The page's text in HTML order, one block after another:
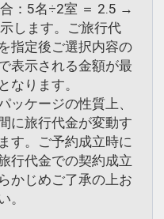
：5名÷2室 ＝ 2.5 →
します。ご旅行代
指定後ご選択内容の
表示される金額が最
なります。
ッケージの性質上、
に旅行代金が変動す
す。ご予約成立時に
行代金での契約成立
かじめご了承の上お
。